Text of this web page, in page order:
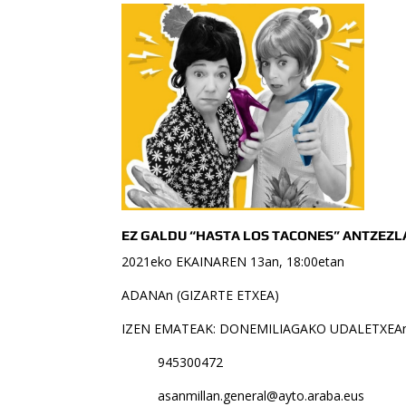
EZ GALDU “HASTA LOS TACONES”
2021eko EKAINAREN 13an, 18:00etan
ADANAn (GIZARTE ETXEA)
IZEN EMATEAK: DONEMILIAGAKO
945300472
asanmillan.general@ayto.araba.eus